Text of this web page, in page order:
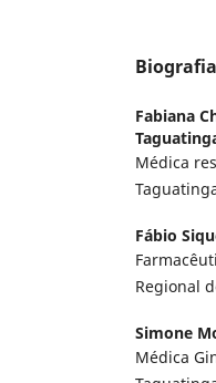
Fabiana
Médica
Fábio
Regional
Simone
Médica